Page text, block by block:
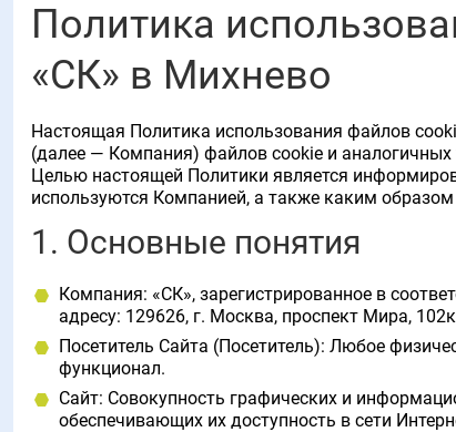
Политика
«СК» в Михнево
Настоящая Политика использования файлов
(далее — Компания) файлов cookie и аналогичных
Целью настоящей Политики является
используются Компанией, а также каким
1. Основные понятия
Компания: «СК», зарегистрированное в
адресу: 129626, г. Москва, проспект Мира,
Посетитель Сайта (Посетитель): Любое
функционал.
Сайт: Совокупность графических и
обеспечивающих их доступность в сети